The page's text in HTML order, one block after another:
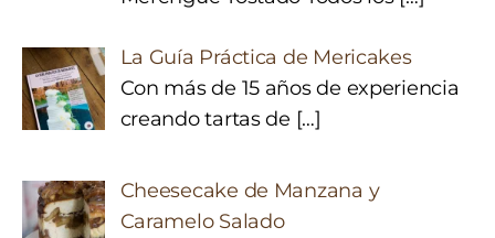
La Guía Práctica de Mericakes
Con más de 15 años de experiencia
creando tartas de […]
Cheesecake de Manzana y
Caramelo Salado